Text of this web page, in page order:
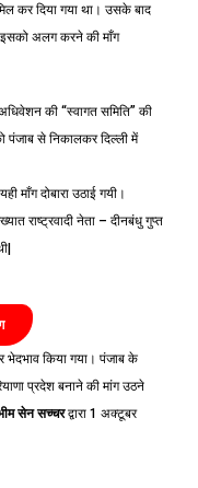
कर दिया गया था। उसके बाद
इसको अलग करने की माँग
की “स्वागत समिति” की
पंजाब से निकालकर दिल्ली में
माँग दोबारा उठाई गयी।
राष्ट्रवादी नेता – दीनबंधु गुप्त
भेदभाव किया गया। पंजाब के
प्रदेश बनाने की मांग उठने
सेन सच्चरद्वारा 1 अक्टूबर